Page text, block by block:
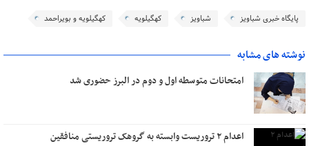
پایگاه خبری شباویز شباویز کهگیلویه کهگیلویه و بویراحمد
نوشته های مشابه
امتحانات متوسطه اول و دوم در البرز حضوری شد
اعدام ۲ تروریست وابسته به گروهک تروریستی منافقین